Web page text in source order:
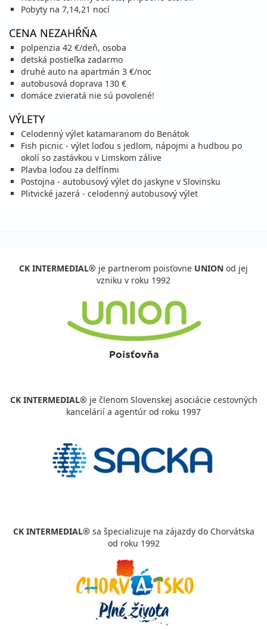
Pobyty na 7,14,21 nocí
CENA NEZAHŔŇA
polpenzia 42 €/deň, osoba
detská postieľka zadarmo
druhé auto na apartmán 3 €/noc
autobusová doprava 130 €
domáce zvieratá nie sú povolené!
VÝLETY
Celodenný výlet katamaranom do Benátok
Fish picnic - výlet loďou s jedlom, nápojmi a hudbou po
okolí so zastávkou v Limskom zálive
Plavba loďou za delfínmi
Postojna - autobusový výlet do jaskyne v Slovinsku
Plitvické jazerá - celodenný autobusový výlet
CK INTERMEDIAL® je partnerom poisťovne UNION od jej
vzniku v roku 1992
CK INTERMEDIAL® je členom Slovenskej asociácie cestovných
kancelárií a agentúr od roku 1997
CK INTERMEDIAL® sa špecializuje na zájazdy do Chorvátska
od roku 1992